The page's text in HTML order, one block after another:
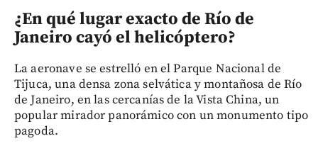
¿En qué lugar exacto de Río de
Janeiro cayó el helicóptero?
La aeronave se estrelló en el Parque Nacional de
Tijuca, una densa zona selvática y montañosa de Río
de Janeiro, en las cercanías de la Vista China, un
popular mirador panorámico con un monumento tipo
pagoda.